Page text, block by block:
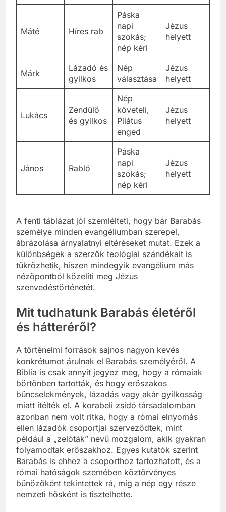
Máté Híres rab
Páska
napi
szokás;
nép kéri
Jézus
helyett
Márk
Lázadó és
gyilkos
Nép
választása
Jézus
helyett
Lukács
Zendülő
és gyilkos
Nép
követeli,
Pilátus
enged
Jézus
helyett
János Rabló
Páska
napi
szokás;
nép kéri
Jézus
helyett
A fenti táblázat jól szemlélteti, hogy bár Barabás
személye minden evangéliumban szerepel,
ábrázolása árnyalatnyi eltéréseket mutat. Ezek a
különbségek a szerzők teológiai szándékait is
tükrözhetik, hiszen mindegyik evangélium más
nézőpontból közelíti meg Jézus
szenvedéstörténetét.
Mit tudhatunk Barabás életéről
és hátteréről?
A történelmi források sajnos nagyon kevés
konkrétumot árulnak el Barabás személyéről. A
Biblia is csak annyit jegyez meg, hogy a rómaiak
börtönben tartották, és hogy erőszakos
bűncselekmények, lázadás vagy akár gyilkosság
miatt ítélték el. A korabeli zsidó társadalomban
azonban nem volt ritka, hogy a római elnyomás
ellen lázadók csoportjai szerveződtek, mint
például a „zelóták” nevű mozgalom, akik gyakran
folyamodtak erőszakhoz. Egyes kutatók szerint
Barabás is ehhez a csoporthoz tartozhatott, és a
római hatóságok szemében köztörvényes
bűnözőként tekintettek rá, míg a nép egy része
nemzeti hősként is tisztelhette.